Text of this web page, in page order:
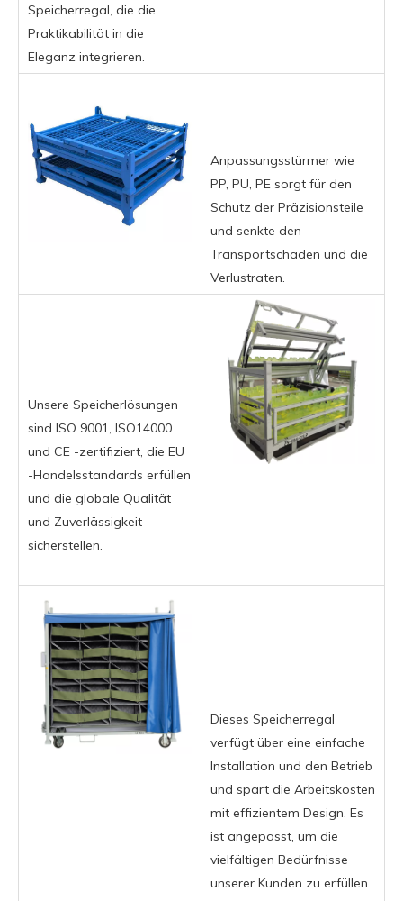
Speicherregal, die die
Praktikabilität in die
Eleganz integrieren.
Anpassungsstürmer wie
PP, PU, ​​PE sorgt für den
Schutz der Präzisionsteile
und senkte den
Transportschäden und die
Verlustraten.
Unsere Speicherlösungen
sind ISO 9001, ISO14000
und CE -zertifiziert, die EU
-Handelsstandards erfüllen
und die globale Qualität
und Zuverlässigkeit
sicherstellen.
Dieses Speicherregal
verfügt über eine einfache
Installation und den Betrieb
und spart die Arbeitskosten
mit effizientem Design. Es
ist angepasst, um die
vielfältigen Bedürfnisse
unserer Kunden zu erfüllen.